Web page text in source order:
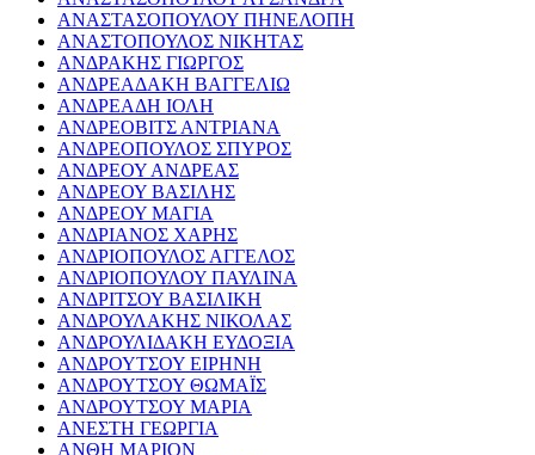
ΑΝΑΣΤΑΣΟΠΟΥΛΟΥ ΠΗΝΕΛΟΠΗ
ΑΝΑΣΤΟΠΟΥΛΟΣ ΝΙΚΗΤΑΣ
ΑΝΔΡΑΚΗΣ ΓΙΩΡΓΟΣ
ΑΝΔΡΕΑΔΑΚΗ ΒΑΓΓΕΛΙΩ
ΑΝΔΡΕΑΔΗ ΙΟΛΗ
ΑΝΔΡΕΟΒΙΤΣ ΑΝΤΡΙΑΝΑ
ΑΝΔΡΕΟΠΟΥΛΟΣ ΣΠΥΡΟΣ
ΑΝΔΡΕΟΥ ΑΝΔΡΕΑΣ
ΑΝΔΡΕΟΥ ΒΑΣΙΛΗΣ
ΑΝΔΡΕΟΥ ΜΑΓΙΑ
ΑΝΔΡΙΑΝΟΣ ΧΑΡΗΣ
ΑΝΔΡΙΟΠΟΥΛΟΣ ΑΓΓΕΛΟΣ
ΑΝΔΡΙΟΠΟΥΛΟΥ ΠΑΥΛΙΝΑ
ΑΝΔΡΙΤΣΟΥ ΒΑΣΙΛΙΚΗ
ΑΝΔΡΟΥΛΑΚΗΣ ΝΙΚΟΛΑΣ
ΑΝΔΡΟΥΛΙΔΑΚΗ ΕΥΔΟΞΙΑ
ΑΝΔΡΟΥΤΣΟΥ ΕΙΡΗΝΗ
ΑΝΔΡΟΥΤΣΟΥ ΘΩΜΑΪΣ
ΑΝΔΡΟΥΤΣΟΥ ΜΑΡΙΑ
ΑΝΕΣΤΗ ΓΕΩΡΓΙΑ
ΑΝΘΗ ΜΑΡΙΟΝ